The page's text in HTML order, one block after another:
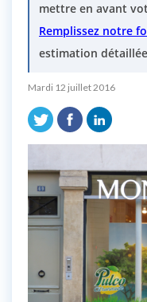
mettre en avant
Remplissez notre
estimation
Mardi 12 juillet 2016